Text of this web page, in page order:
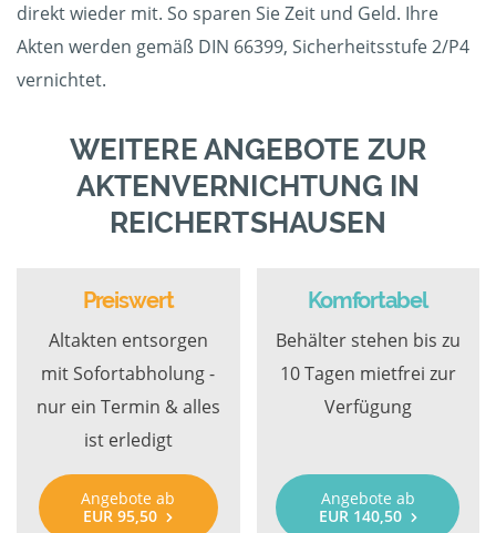
direkt wieder mit. So sparen Sie Zeit und Geld. Ihre
Akten werden gemäß DIN 66399, Sicherheitsstufe 2/P4
vernichtet.
WEITERE ANGEBOTE ZUR
AKTENVERNICHTUNG IN
REICHERTSHAUSEN
Preiswert
Altakten entsorgen
mit Sofortabholung -
nur ein Termin & alles
ist erledigt
Angebote ab
EUR 95,50
Komfortabel
Behälter stehen bis zu
10 Tagen mietfrei zur
Verfügung
Angebote ab
EUR 140,50